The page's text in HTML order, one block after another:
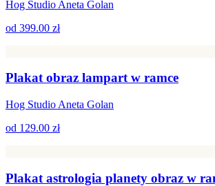
Hog Studio Aneta Golan
od 399.00 zł
Plakat obraz lampart w ramce
Hog Studio Aneta Golan
od 129.00 zł
Plakat astrologia planety obraz w